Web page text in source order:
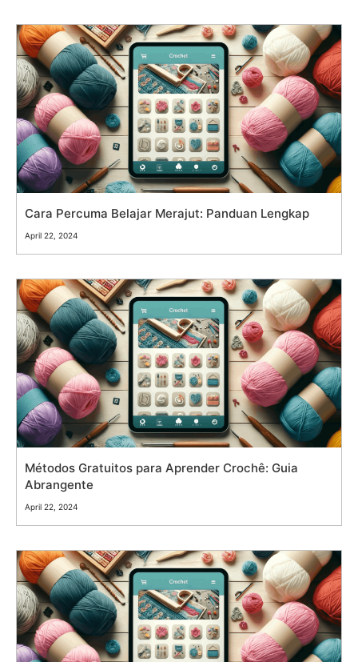
Cara Percuma Belajar Merajut: Panduan Lengkap
April 22, 2024
Métodos Gratuitos para Aprender Crochê: Guia
Abrangente
April 22, 2024